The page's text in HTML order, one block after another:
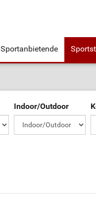
Sportanbietende
Indoor/Outdoor